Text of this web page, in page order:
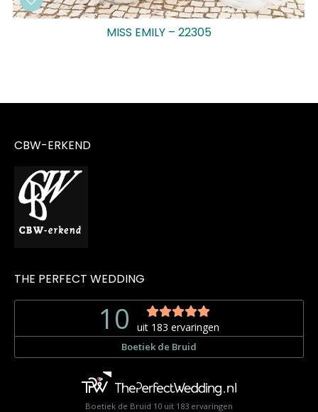
MISS EMILY – 22305
CBW-ERKEND
THE PERFECT WEDDING
Boetiek de Bruid 10 uit 183 ervaringen